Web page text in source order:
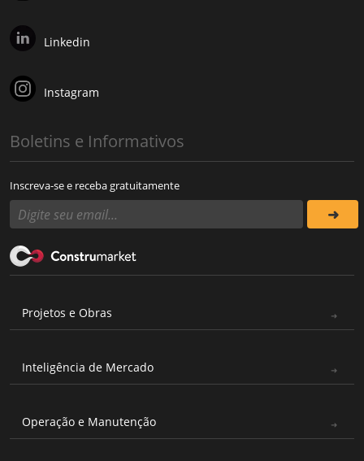
Linkedin
Instagram
Boletins e Informativos
Inscreva-se e receba gratuitamente
Projetos e Obras
Inteligência de Mercado
Operação e Manutenção